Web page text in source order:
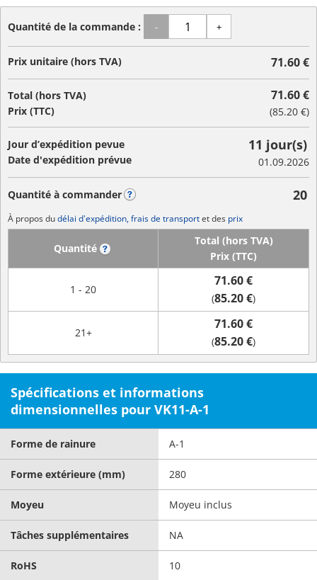
Quantité de la commande : - +
Prix unitaire (hors TVA) 71.60 €
Total (hors TVA)
Prix (TTC)
71.60 €
(85.20 €)
Jour d’expédition pevue
Date d'expédition prévue
11 jour(s)
01.09.2026
Quantité à commander 20
À propos dudélai d'expédition, frais de transportet des prix
Quantité
Total (hors TVA)
Prix (TTC)
1 - 20
71.60 €
(85.20 €)
21+
71.60 €
(85.20 €)
Spécifications et informations
dimensionnelles pour VK11-A-1
Forme de rainure A-1
Forme extérieure (mm) 280
Moyeu Moyeu inclus
Tâches supplémentaires NA
RoHS 10